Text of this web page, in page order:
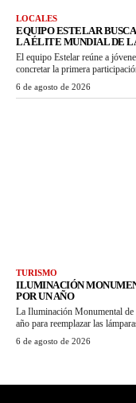
LOCALES
EQUIPO ESTELAR
LA ÉLITE MUNDIAL DE
El equipo Estelar reúne a
concretar la primera
6 de agosto de 2026
TURISMO
ILUMINACIÓN
POR UN AÑO
La Iluminación Monumental
año para reemplazar las
6 de agosto de 2026